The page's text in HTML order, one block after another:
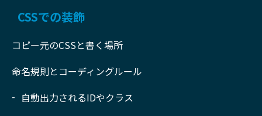
CSSでの装飾
コピー元のCSSと書く場所
命名規則とコーディングルール
自動出力されるIDやクラス